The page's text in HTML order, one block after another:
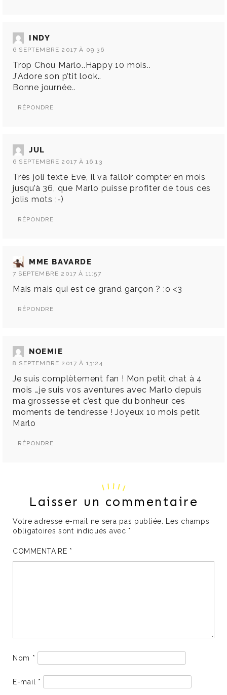
INDY
6 SEPTEMBRE 2017 À 09:36
Trop Chou Marlo..Happy 10 mois..
J’Adore son p’tit look..
Bonne journée..
RÉPONDRE
JUL
6 SEPTEMBRE 2017 À 16:13
Très joli texte Eve, il va falloir compter en mois
jusqu’à 36, que Marlo puisse profiter de tous ces
jolis mots ;-)
RÉPONDRE
MME BAVARDE
7 SEPTEMBRE 2017 À 11:57
Mais mais qui est ce grand garçon ? :o <3
RÉPONDRE
NOEMIE
8 SEPTEMBRE 2017 À 13:24
Je suis complètement fan ! Mon petit chat à 4
mois …je suis vos aventures avec Marlo depuis
ma grossesse et c’est que du bonheur ces
moments de tendresse ! Joyeux 10 mois petit
Marlo
RÉPONDRE
Laisser un commentaire
Votre adresse e-mail ne sera pas publiée.
Les champs
obligatoires sont indiqués avec *
COMMENTAIRE *
Nom *
E-mail *